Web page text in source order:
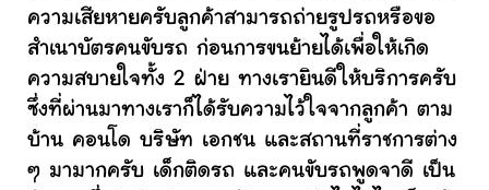
ความเสียหายครับลูกค้าสามารถถ่ายรูปรถหรือขอ
สำเนาบัตรคนขับรถ ก่อนการขนย้ายได้เพื่อให้เกิด
ความสบายใจทั้ง 2 ฝ่าย ทางเรายินดีให้บริการครับ
ซึ่งที่ผ่านมาทางเราก็ได้รับความไว้ใจจากลูกค้า ตาม
บ้าน คอนโด บริษัท เอกชน และสถานที่ราชการต่าง
ๆ มามากครับ เด็กติดรถ และคนขับรถพูดจาดี เป็น